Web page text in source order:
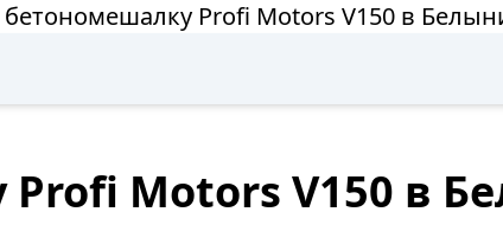
бетономешалку Profi Motors V150 в
Motors V150 в